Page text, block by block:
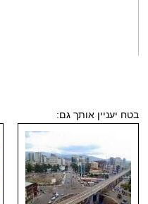
בטח יעניין אותך גם: